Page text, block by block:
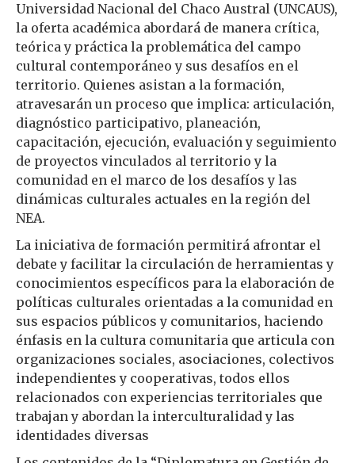
Universidad Nacional del Chaco Austral (UNCAUS),
la oferta académica abordará de manera crítica,
teórica y práctica la problemática del campo
cultural contemporáneo y sus desafíos en el
territorio. Quienes asistan a la formación,
atravesarán un proceso que implica: articulación,
diagnóstico participativo, planeación,
capacitación, ejecución, evaluación y seguimiento
de proyectos vinculados al territorio y la
comunidad en el marco de los desafíos y las
dinámicas culturales actuales en la región del
NEA.
La iniciativa de formación permitirá afrontar el
debate y facilitar la circulación de herramientas y
conocimientos específicos para la elaboración de
políticas culturales orientadas a la comunidad en
sus espacios públicos y comunitarios, haciendo
énfasis en la cultura comunitaria que articula con
organizaciones sociales, asociaciones, colectivos
independientes y cooperativas, todos ellos
relacionados con experiencias territoriales que
trabajan y abordan la interculturalidad y las
identidades diversas